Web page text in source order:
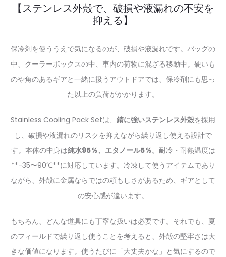
【ステンレス外殻で、破損や液漏れの不安を
抑える】
保冷剤を使ううえで気になるのが、破損や液漏れです。バッグの
中、クーラーボックスの中、車内の荷物に混ざる移動中。硬いも
のや角のあるギアと一緒に扱うアウトドアでは、保冷剤にも思っ
た以上の負荷がかかります。
Stainless Cooling Pack Setは、 錆に強いステンレス外殻を採用
し、破損や液漏れのリスクを抑えながら繰り返し使える設計で
す。本体の中身は純水95％、エタノール5％。耐冷・耐熱温度は
**-35〜90℃**に対応しています。冷凍して使うアイテムであり
ながら、外殻に金属ならではの頼もしさがあるため、ギアとして
の安心感が違います。
もちろん、どんな道具にも丁寧な扱いは必要です。それでも、夏
のフィールドで繰り返し使うことを考えると、外殻の堅牢さは大
きな価値になります。使うたびに「大丈夫かな」と気にするので